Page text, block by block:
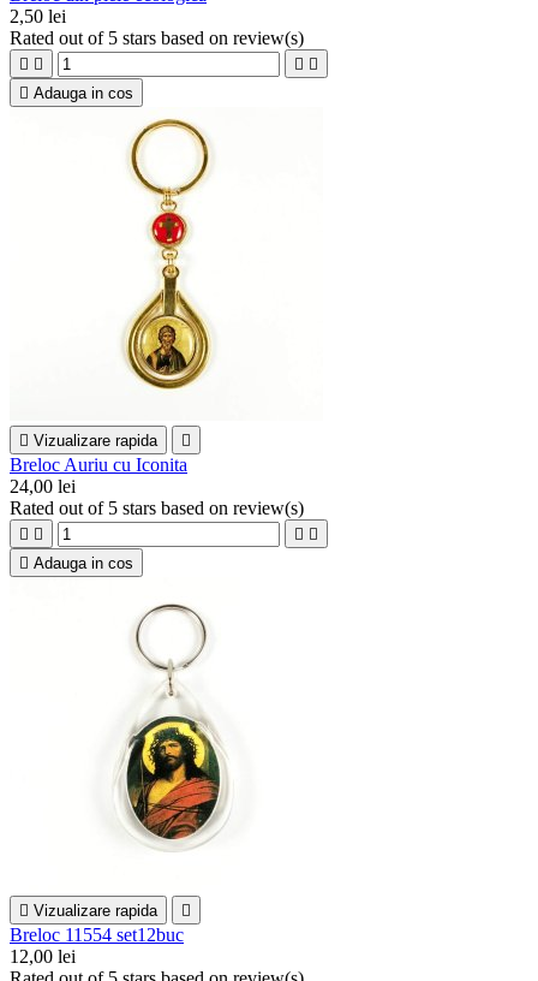
2,50 lei
Rated out of 5 stars based on review(s)
   
 Adauga in cos
 Vizualizare rapida 
Breloc Auriu cu Iconita
24,00 lei
Rated out of 5 stars based on review(s)
   
 Adauga in cos
 Vizualizare rapida 
Breloc 11554 set12buc
12,00 lei